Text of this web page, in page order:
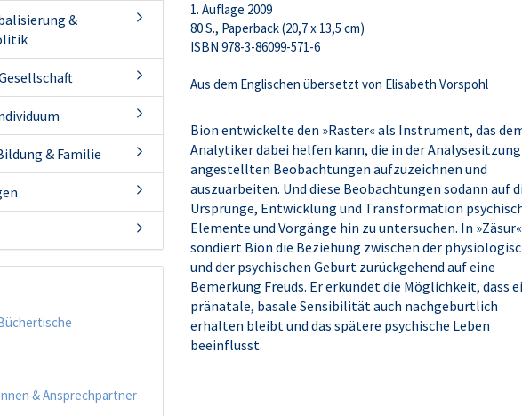
1. Auflage 2009
80 S., Paperback (20,7 x 13,5 cm)
ISBN 978-3-86099-571-6
Aus dem Englischen übersetzt von Elisabeth Vorspohl
Bion entwickelte den »Raster« als Instrument, das
Analytiker dabei helfen kann, die in der Analysesitzung
angestellten Beobachtungen aufzuzeichnen und
auszuarbeiten. Und diese Beobachtungen sodann auf
Ursprünge, Entwicklung und Transformation
Elemente und Vorgänge hin zu untersuchen. In »Zäsur«
sondiert Bion die Beziehung zwischen der
und der psychischen Geburt zurückgehend auf eine
Bemerkung Freuds. Er erkundet die Möglichkeit, dass
pränatale, basale Sensibilität auch nachgeburtlich
erhalten bleibt und das spätere psychische Leben
beeinflusst.
&
& Familie
& Ansprechpartner